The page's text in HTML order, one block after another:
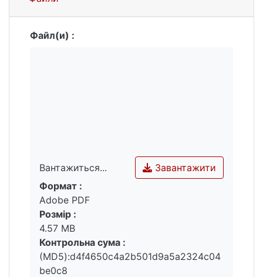
Файл(и) :
Вантажиться...
Вантажиться...
Завантажити
Формат :
Adobe PDF
Розмір :
4.57 MB
Контрольна сума :
(MD5):d4f4650c4a2b501d9a5a2324c04
be0c8